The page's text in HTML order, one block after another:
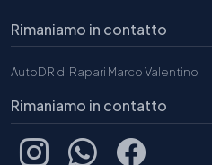
Rimaniamo in contatto
AutoDR di Rapari Marco Valentino
Rimaniamo in contatto